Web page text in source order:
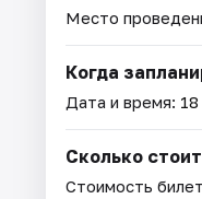
Место
Когда
Дата и время:
Сколько
Стоимость